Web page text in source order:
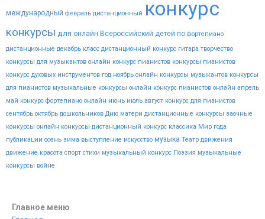
международный февраль дистанционный конкурс
конкурсы для онлайн Всероссийский детей по фортепиано
дистанционные декабрь класс дистанционный конкурс гитара творчество
конкурсы для музыкантов онлайн конкурс пианистов конкурсы пианистов
конкурс духовых инструментов год ноябрь онлайн конкурсы музыкантов конкурсы
для пианистов музыкальные конкурсы онлайн конкурс пианистов онлайн апрель
май конкурс фортепиано онлайн июнь июль август конкурс для пианистов
сентябрь октябрь дошкольников Дню матери дистанционные конкурсы заочные
конкурсы онлайн конкурсы дистанционный конкурс классика Мир года
публикации осень зима выступление искусство музыка Театр движения
движение красота спорт стихи музыкальный конкурс Поэзия музыкальные
конкурсы войне
Главное меню